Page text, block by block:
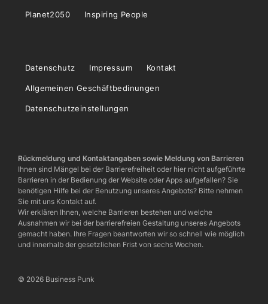
Planet2050 Inspiring People
Datenschutz Impressum Kontakt
Allgemeinen Geschäftbedinungen
Datenschutzeinstellungen
Rückmeldung und Kontaktangaben sowie Meldung von Barrieren
Ihnen sind Mängel bei der Barrierefreiheit oder hier nicht aufgeführte
Barrieren in der Bedienung der Website oder Apps aufgefallen? Sie
benötigen Hilfe bei der Benutzung unseres Angebots? Bitte nehmen
Sie mit uns Kontakt auf.
Wir erklären Ihnen, welche Barrieren bestehen und welche
Ausnahmen wir bei der barrierefreien Gestaltung unseres Angebots
gemacht haben. Ihre Fragen beantworten wir so schnell wie möglich
und innerhalb der gesetzlichen Frist von sechs Wochen.
© 2026 Business Punk